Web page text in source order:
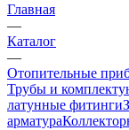
Главная
—
Каталог
—
Отопительные
Трубы и
латунные фитинги
арматура